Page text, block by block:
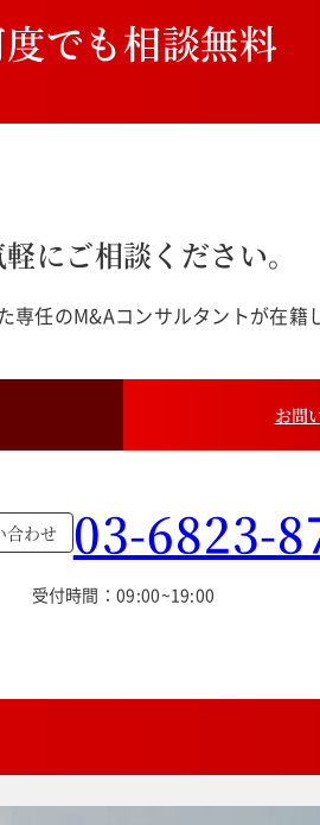
度でも相談無料
にご相談ください。
任のM&Aコンサルタントが在籍
お問
合わせ 03-6823-
受付時間：09:00~19:00